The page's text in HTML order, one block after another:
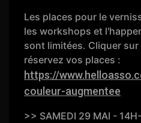
Les places pour le
les workshops et
sont limitées. Cliquer
réservez vos places :
https://
couleur-augmentee
>> SAMEDI 29 MAI -